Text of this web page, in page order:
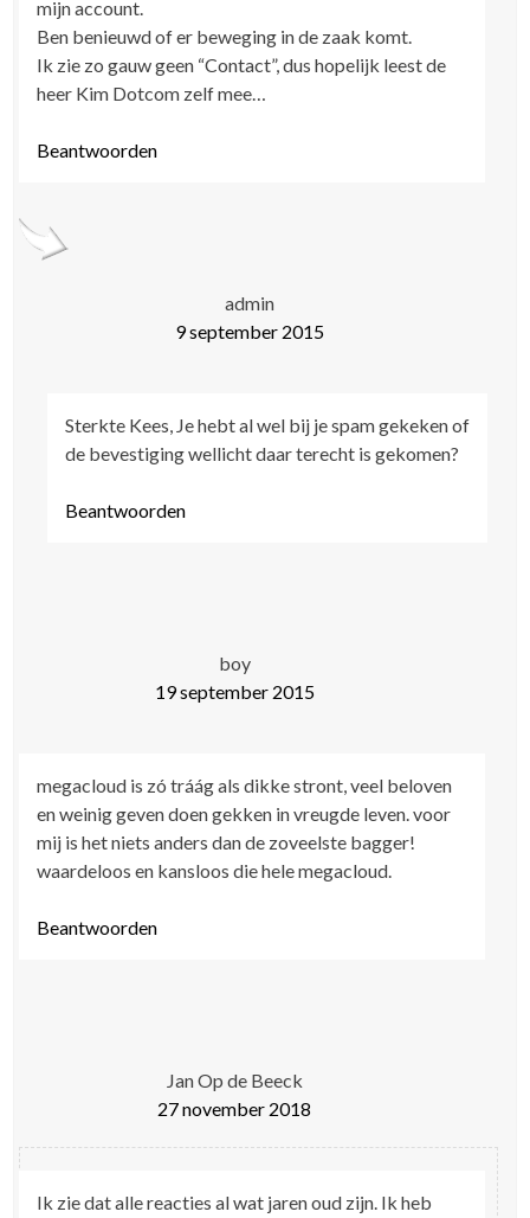
mijn account.
Ben benieuwd of er beweging in de zaak komt.
Ik zie zo gauw geen “Contact”, dus hopelijk leest de
heer Kim Dotcom zelf mee…
Beantwoorden
admin
9 september 2015
Sterkte Kees, Je hebt al wel bij je spam gekeken of
de bevestiging wellicht daar terecht is gekomen?
Beantwoorden
boy
19 september 2015
megacloud is zó tráág als dikke stront, veel beloven
en weinig geven doen gekken in vreugde leven. voor
mij is het niets anders dan de zoveelste bagger!
waardeloos en kansloos die hele megacloud.
Beantwoorden
Jan Op de Beeck
27 november 2018
Ik zie dat alle reacties al wat jaren oud zijn. Ik heb